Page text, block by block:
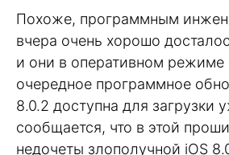
Похоже, программным
вчера очень хорошо
и они в оперативном режиме
очередное программное
8.0.2 доступна для загрузки
сообщается, что в этой
недочеты злополучной iOS